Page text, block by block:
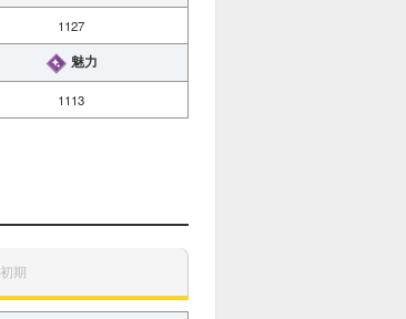
1127
魅力
1113
初期